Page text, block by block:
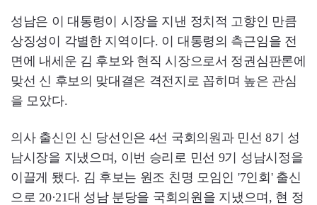
성남은 이 대통령이 시장을 지낸 정치적 고향인 만큼
상징성이 각별한 지역이다. 이 대통령의 측근임을 전
면에 내세운 김 후보와 현직 시장으로서 정권심판론에
맞선 신 후보의 맞대결은 격전지로 꼽히며 높은 관심
을 모았다.
의사 출신인 신 당선인은 4선 국회의원과 민선 8기 성
남시장을 지냈으며, 이번 승리로 민선 9기 성남시정을
이끌게 됐다. 김 후보는 원조 친명 모임인 '7인회' 출신
으로 20·21대 성남 분당을 국회의원을 지냈으며, 현 정